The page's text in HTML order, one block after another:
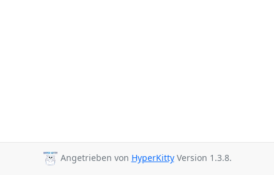
Angetrieben von HyperKittyVersion 1.3.8.